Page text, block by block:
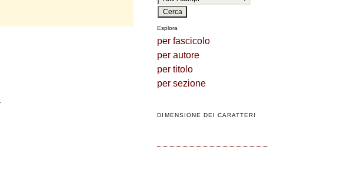
Esplora
per fascicolo
per autore
per titolo
per sezione
DIMENSIONE DEI CARATTERI